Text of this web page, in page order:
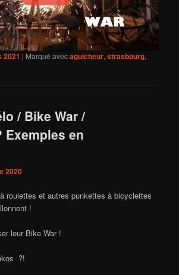
2021 | Marqué avecaguicheur,strasbourg,
/ Bike War /
Exemples en
2020
roulettes et autres punkettes à bicyclettes
!
leur Bike War !
?!